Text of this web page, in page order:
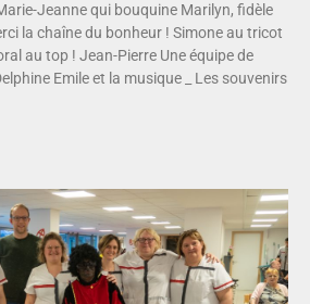
Jeanne qui bouquine Marilyn, fidèle
la chaîne du bonheur ! Simone au tricot
au top ! Jean-Pierre Une équipe de
Emile et la musique _ Les souvenirs